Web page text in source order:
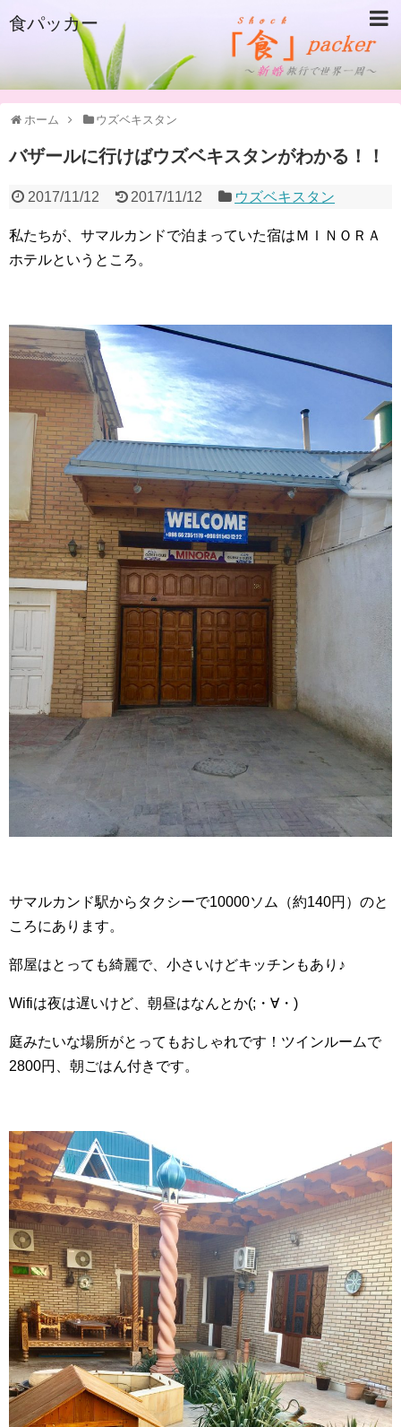
食パッカー
ホーム ウズベキスタン
バザールに行けばウズベキスタンがわかる！！
2017/11/12 2017/11/12 ウズベキスタン
私たちが、サマルカンドで泊まっていた宿はＭＩＮＯＲＡ
ホテルというところ。
サマルカンド駅からタクシーで10000ソム（約140円）のと
ころにあります。
部屋はとっても綺麗で、小さいけどキッチンもあり♪
Wifiは夜は遅いけど、朝昼はなんとか(;・∀・)
庭みたいな場所がとってもおしゃれです！ツインルームで
2800円、朝ごはん付きです。